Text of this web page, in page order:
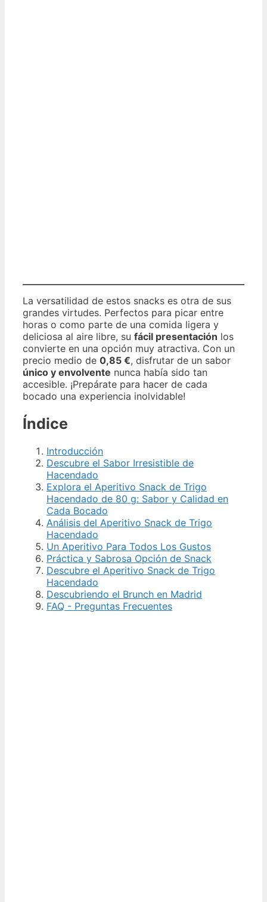
La versatilidad de estos snacks es otra de sus
grandes virtudes. Perfectos para picar entre
horas o como parte de una comida ligera y
deliciosa al aire libre, su fácil presentación los
convierte en una opción muy atractiva. Con un
precio medio de 0,85 €, disfrutar de un sabor
único y envolvente nunca había sido tan
accesible. ¡Prepárate para hacer de cada
bocado una experiencia inolvidable!
Índice
Introducción
Descubre el Sabor Irresistible de
Hacendado
Explora el Aperitivo Snack de Trigo
Hacendado de 80 g: Sabor y Calidad en
Cada Bocado
Análisis del Aperitivo Snack de Trigo
Hacendado
Un Aperitivo Para Todos Los Gustos
Práctica y Sabrosa Opción de Snack
Descubre el Aperitivo Snack de Trigo
Hacendado
Descubriendo el Brunch en Madrid
FAQ - Preguntas Frecuentes